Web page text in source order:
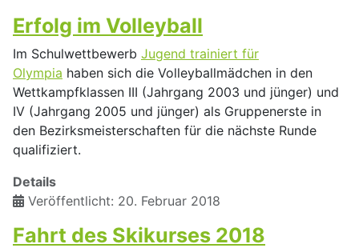
Erfolg im Volleyball
Im Schulwettbewerb Jugend trainiert für
Olympia haben sich die Volleyballmädchen in den
Wettkampfklassen III (Jahrgang 2003 und jünger) und
IV (Jahrgang 2005 und jünger) als Gruppenerste in
den Bezirksmeisterschaften für die nächste Runde
qualifiziert.
Details
Veröffentlicht: 20. Februar 2018
Fahrt des Skikurses 2018